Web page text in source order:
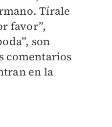
Tírale
favor”,
son
comentarios
en la